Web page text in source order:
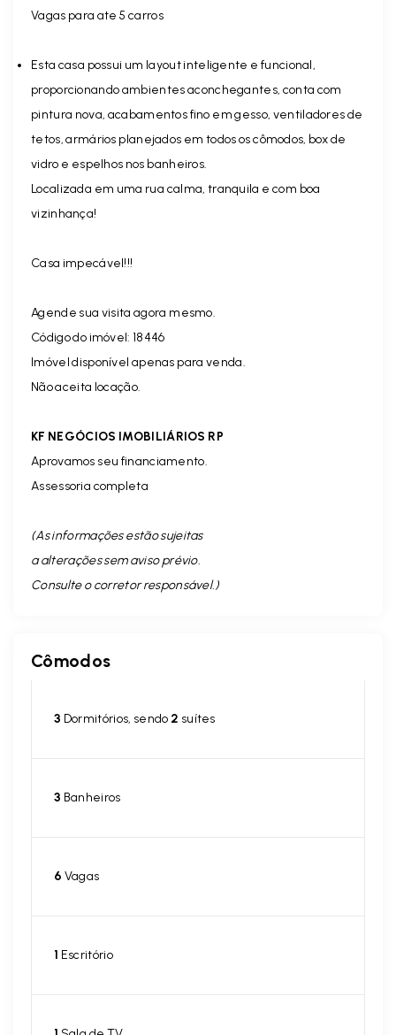
Vagas para ate 5 carros
Esta casa possui um layout inteligente e funcional,
proporcionando ambientes aconchegantes, conta com
pintura nova, acabamentos fino em gesso, ventiladores de
tetos, armários planejados em todos os cômodos, box de
vidro e espelhos nos banheiros.
Localizada em uma rua calma, tranquila e com boa
vizinhança!
Casa impecável!!!
Agende sua visita agora mesmo.
Código do imóvel: 18446
Imóvel disponível apenas para venda.
Não aceita locação.
KF NEGÓCIOS IMOBILIÁRIOS RP
Aprovamos seu financiamento.
Assessoria completa
(As informações estão sujeitas
a alterações sem aviso prévio.
Consulte o corretor responsável. )
Cômodos
3 Dormitórios, sendo 2 suítes
3 Banheiros
6 Vagas
1 Escritório